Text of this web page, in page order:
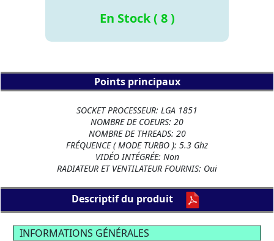
En Stock ( 8 )
Points principaux
SOCKET PROCESSEUR: LGA 1851
NOMBRE DE COEURS: 20
NOMBRE DE THREADS: 20
FRÉQUENCE ( MODE TURBO ): 5.3 Ghz
VIDÉO INTÉGRÉE: Non
RADIATEUR ET VENTILATEUR FOURNIS: Oui
Descriptif du produit
INFORMATIONS GÉNÉRALES